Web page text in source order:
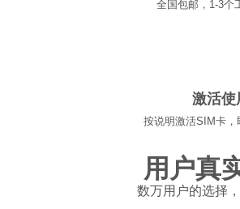
全国包邮，1-3个
激活使
按说明激活SIM卡，
用户真
数万用户的选择